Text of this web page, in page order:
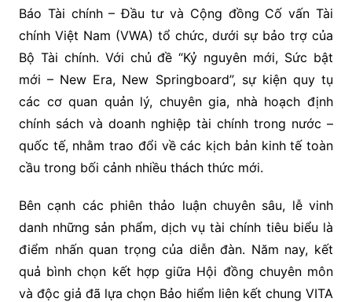
Báo Tài chính – Đầu tư và Cộng đồng Cố vấn Tài
chính Việt Nam (VWA) tổ chức, dưới sự bảo trợ của
Bộ Tài chính. Với chủ đề “Kỷ nguyên mới, Sức bật
mới – New Era, New Springboard”, sự kiện quy tụ
các cơ quan quản lý, chuyên gia, nhà hoạch định
chính sách và doanh nghiệp tài chính trong nước –
quốc tế, nhằm trao đổi về các kịch bản kinh tế toàn
cầu trong bối cảnh nhiều thách thức mới.
Bên cạnh các phiên thảo luận chuyên sâu, lễ vinh
danh những sản phẩm, dịch vụ tài chính tiêu biểu là
điểm nhấn quan trọng của diễn đàn. Năm nay, kết
quả bình chọn kết hợp giữa Hội đồng chuyên môn
và độc giả đã lựa chọn Bảo hiểm liên kết chung VITA